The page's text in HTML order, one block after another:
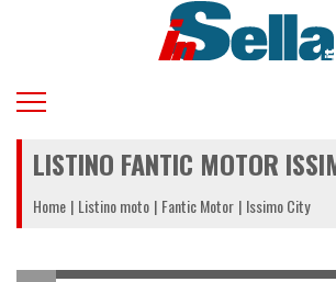
LISTINO FANTIC MOTOR
Home Listino moto Fantic Motor Issimo City